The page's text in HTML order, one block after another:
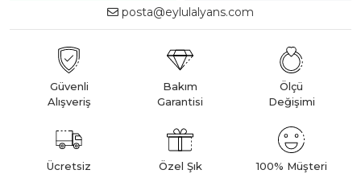
posta@eylulalyans.com
Güvenli
Alışveriş
Bakım
Garantisi
Ölçü
Değişimi
Ücretsiz
Özel Şık
100% Müşteri